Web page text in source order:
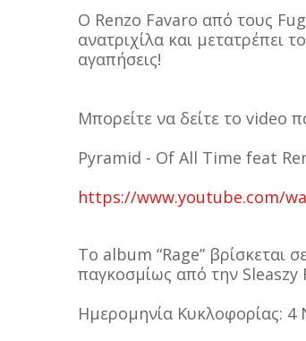
Ο Renzo Favaro από τους
ανατριχίλα και μετατρέπει
αγαπήσεις!
Μπορείτε να δείτε το video
Pyramid - Of All Time feat
https://www.youtube.com/
Το album “Rage” βρίσκεται
παγκοσμίως από την Sleaszy
Ημερομηνία Κυκλοφορίας: 4